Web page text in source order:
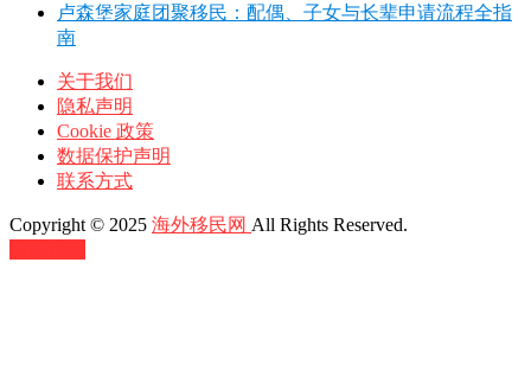
卢森堡家庭团聚移民：配偶、子女与长辈申请流程全指
南
关于我们
隐私声明
Cookie 政策
数据保护声明
联系方式
Copyright © 2025 海外移民网 All Rights Reserved.